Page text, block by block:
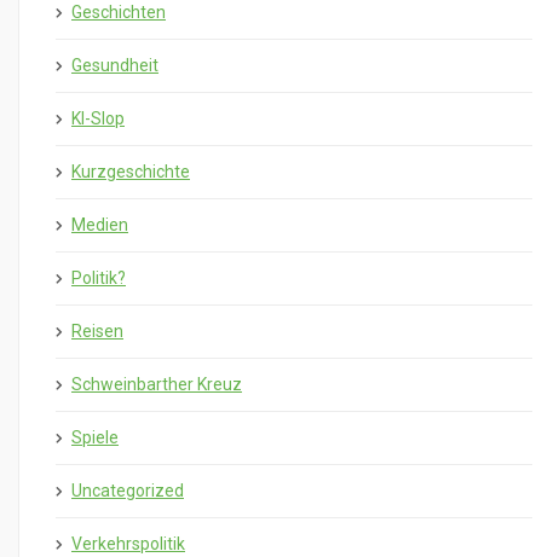
Geschichten
Gesundheit
KI-Slop
Kurzgeschichte
Medien
Politik?
Reisen
Schweinbarther Kreuz
Spiele
Uncategorized
Verkehrspolitik